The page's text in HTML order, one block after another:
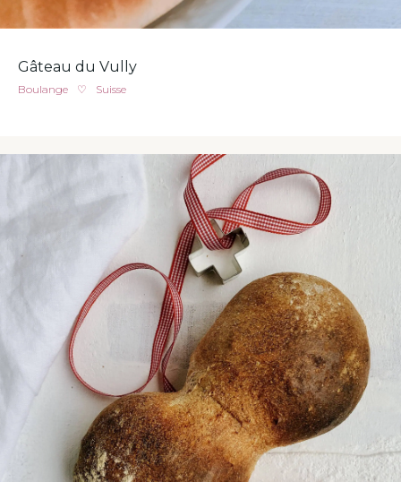
Gâteau du Vully
Boulange ♡ Suisse